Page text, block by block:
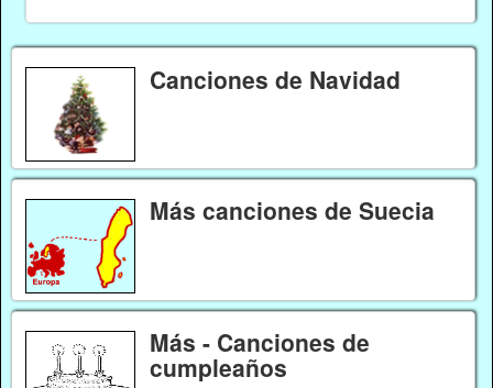
Canciones de Navidad
Más canciones de Suecia
Más - Canciones de
cumpleaños